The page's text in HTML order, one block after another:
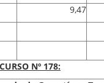
9,47
Nº 178: